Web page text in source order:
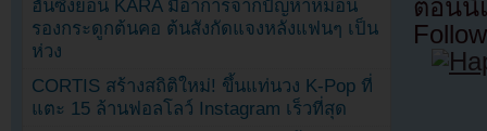
ตอนนี้
ฮันซึงยอน KARA มีอาการจากปัญหาหมอน
รองกระดูกต้นคอ ต้นสังกัดแจงหลังแฟนๆ เป็น
ห่วง
CORTIS สร้างสถิติใหม่! ขึ้นแท่นวง K-Pop ที่
แตะ 15 ล้านฟอลโลว์ Instagram เร็วที่สุด